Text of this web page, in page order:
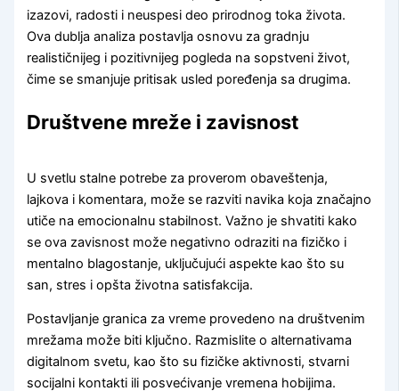
izazovi, radosti i neuspesi deo prirodnog toka života.
Ova dublja analiza postavlja osnovu za gradnju
realističnijeg i pozitivnijeg pogleda na sopstveni život,
čime se smanjuje pritisak usled poređenja sa drugima.
Društvene mreže i zavisnost
U svetlu stalne potrebe za proverom obaveštenja,
lajkova i komentara, može se razviti navika koja značajno
utiče na emocionalnu stabilnost. Važno je shvatiti kako
se ova zavisnost može negativno odraziti na fizičko i
mentalno blagostanje, uključujući aspekte kao što su
san, stres i opšta životna satisfakcija.
Postavljanje granica za vreme provedeno na društvenim
mrežama može biti ključno. Razmislite o alternativama
digitalnom svetu, kao što su fizičke aktivnosti, stvarni
socijalni kontakti ili posvećivanje vremena hobijima.